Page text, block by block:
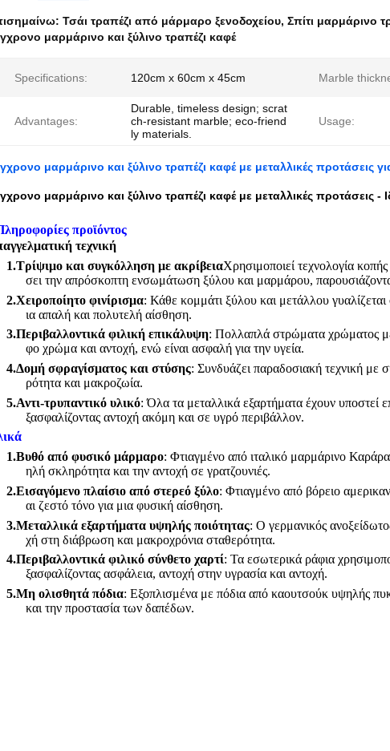
Τσάι τραπέζι από μάρμαρο ξενοδοχείου, Σπίτι μαρμάρινο
μαρμάρινο και ξύλινο τραπέζι καφέ
Specifications: 120cm x 60cm x 45cm Marble
Advantages:
Durable, timeless design; scrat
ch-resistant marble; eco-friend
ly materials.
Usage:
μαρμάρινο και ξύλινο τραπέζι καφέ με μεταλλικές προτάσεις
μαρμάρινο και ξύλινο τραπέζι καφέ με μεταλλικές προτάσεις -
προϊόντος
τεχνική
1.Τρίψιμο και συγκόλληση με ακρίβειαΧρησιμοποιεί τεχνολογία
σει την απρόσκοπτη ενσωμάτωση ξύλου και μαρμάρου,
2.Χειροποίητο φινίρισμα: Κάθε κομμάτι ξύλου και μετάλλου
ια απαλή και πολυτελή αίσθηση.
3.Περιβαλλοντικά φιλική επικάλυψη: Πολλαπλά στρώματα χρώματος
φο χρώμα και αντοχή, ενώ είναι ασφαλή για την υγεία.
4.Δομή σφραγίσματος και στύσης: Συνδυάζει παραδοσιακή τεχνική με
ρότητα και μακροζωία.
5.Αντι-τρυπαντικό υλικό: Όλα τα μεταλλικά εξαρτήματα έχουν υποστεί
ξασφαλίζοντας αντοχή ακόμη και σε υγρό περιβάλλον.
1.Βυθό από φυσικό μάρμαρο: Φτιαγμένο από ιταλικό μαρμάρινο
ηλή σκληρότητα και την αντοχή σε γρατζουνιές.
2.Εισαγόμενο πλαίσιο από στερεό ξύλο: Φτιαγμένο από βόρειο
αι ζεστό τόνο για μια φυσική αίσθηση.
3.Μεταλλικά εξαρτήματα υψηλής ποιότητας: Ο γερμανικός
χή στη διάβρωση και μακροχρόνια σταθερότητα.
4.Περιβαλλοντικά φιλικό σύνθετο χαρτί: Τα εσωτερικά ράφια
ξασφαλίζοντας ασφάλεια, αντοχή στην υγρασία και αντοχή.
5.Μη ολισθητά πόδια: Εξοπλισμένα με πόδια από καουτσούκ υψηλής
και την προστασία των δαπέδων.